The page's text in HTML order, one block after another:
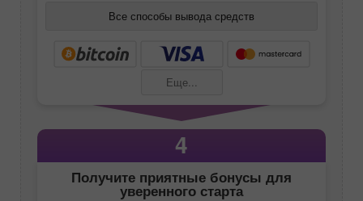
Все способы вывода средств
Еще...
4
Получите приятные бонусы для
уверенного старта